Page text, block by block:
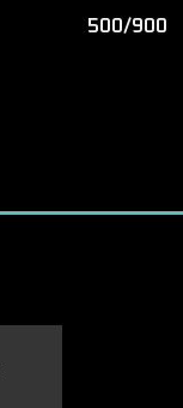
500/900